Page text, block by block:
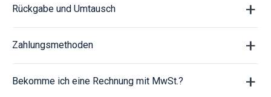
Rückgabe und Umtausch
Zahlungsmethoden
Bekomme ich eine Rechnung mit MwSt.?